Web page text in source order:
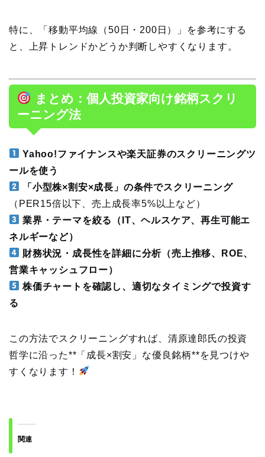
特に、「移動平均線（50日・200日）」を参考にする
と、上昇トレンドかどうか判断しやすくなります。
まとめ：個人投資家向け銘柄スクリ
ーニング法
Yahoo!ファイナンスや楽天証券のスクリーニングツ
ールを使う
「小型株×割安×成長」の条件でスクリーニング
（PER15倍以下、売上成長率5%以上など）
業界・テーマを絞る（IT、ヘルスケア、再生可能エ
ネルギーなど）
財務状況・成長性を詳細に分析（売上推移、ROE、
営業キャッシュフロー）
株価チャートを確認し、適切なタイミングで投資す
る
この方法でスクリーニングすれば、清原達郎氏の投資
哲学に沿った**「成長×割安」な優良銘柄**を見つけや
すくなります！
関連